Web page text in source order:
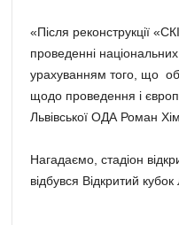
«Після реконструкції
проведенні
урахуванням того, що
щодо проведення і
Львівської ОДА Роман
Нагадаємо, стадіон
відбувся Відкритий кубок